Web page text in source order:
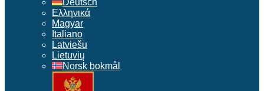
Deutsch
Ελληνικά
Magyar
Italiano
Latviešu
Lietuvių
Norsk bokmål